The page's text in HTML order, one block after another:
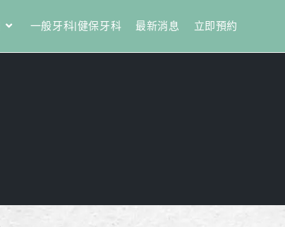
一般牙科|健保牙科 最新消息 立即預約